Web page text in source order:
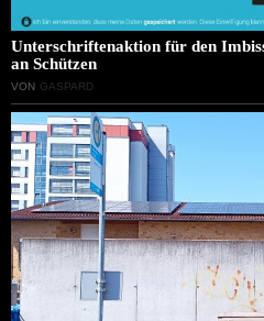
Unterschriftenaktion für den
an Schützen
VON GASPARD